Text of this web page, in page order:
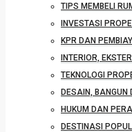
TIPS MEMBELI
INVESTASI
KPR DAN
INTERIOR,
TEKNOLOGI
DESAIN, BANGUN
HUKUM DAN
DESTINASI